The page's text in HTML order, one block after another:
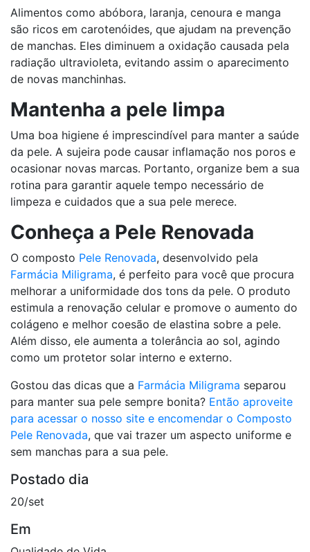
Postado dia
20/set
Em
Alimentos como abóbora, laranja, cenoura e manga
são ricos em carotenóides, que ajudam na prevenção
de manchas. Eles diminuem a oxidação causada pela
radiação ultravioleta, evitando assim o aparecimento
de novas manchinhas.
Mantenha a pele limpa
Uma boa higiene é imprescindível para manter a saúde
da pele. A sujeira pode causar inflamação nos poros e
ocasionar novas marcas. Portanto, organize bem a sua
rotina para garantir aquele tempo necessário de
limpeza e cuidados que a sua pele merece.
Conheça a Pele Renovada
O composto Pele Renovada, desenvolvido pela
Farmácia Miligrama, é perfeito para você que procura
melhorar a uniformidade dos tons da pele. O produto
estimula a renovação celular e promove o aumento do
colágeno e melhor coesão de elastina sobre a pele.
Além disso, ele aumenta a tolerância ao sol, agindo
como um protetor solar interno e externo.
Gostou das dicas que a Farmácia Miligrama separou
para manter sua pele sempre bonita? Então aproveite
para acessar o nosso site e encomendar o Composto
Pele Renovada, que vai trazer um aspecto uniforme e
sem manchas para a sua pele.